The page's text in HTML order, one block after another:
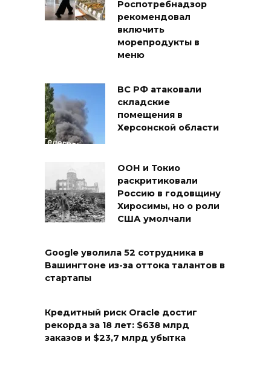
Роспотребнадзор
рекомендовал
включить
морепродукты в
меню
ВС РФ атаковали
складские
помещения в
Херсонской области
ООН и Токио
раскритиковали
Россию в годовщину
Хиросимы, но о роли
США умолчали
Google уволила 52 сотрудника в
Вашингтоне из-за оттока талантов в
стартапы
Кредитный риск Oracle достиг
рекорда за 18 лет: $638 млрд
заказов и $23,7 млрд убытка